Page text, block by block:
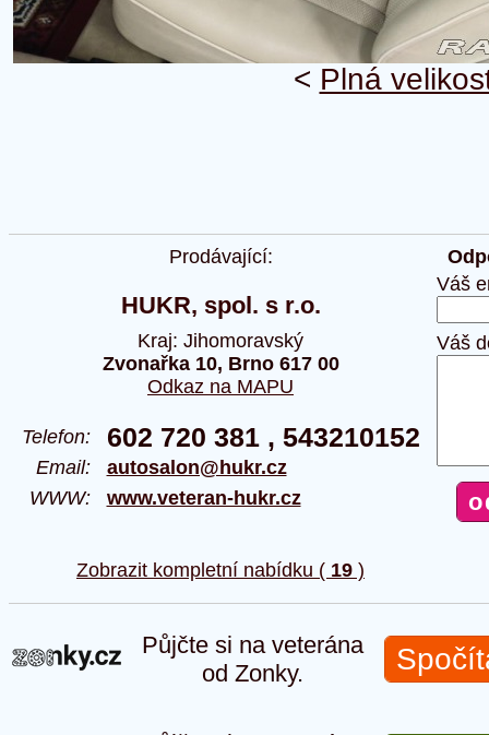
< Plná
Prodávající:
HUKR, spol. s r.o.
Kraj: Jihomoravský
Zvonařka 10, Brno 617 00
Odkaz na MAPU
Telefon: 602 720 381 , 543210152
Email: autosalon@hukr.cz
WWW: www.veteran-hukr.cz
Zobrazit kompletní nabídku ( 19 )
Váš
Váš
Půjčte si na veterána
od Zonky.